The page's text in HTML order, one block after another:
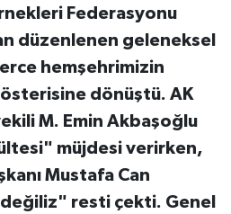
Federasyonu
düzenlenen geleneksel
hemşehrimizin
dönüştü. AK
M. Emin Akbaşoğlu
müjdesi verirken,
Mustafa Can
resti çekti. Genel